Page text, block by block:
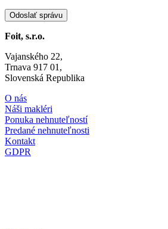
Foit, s.r.o.
Vajanského 22,
Trnava 917 01,
Slovenská Republika
O nás
Náši makléri
Ponuka nehnuteľností
Predané nehnuteľnosti
Kontakt
GDPR